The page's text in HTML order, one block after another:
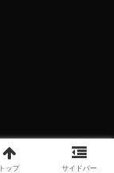
トップ サイドバー